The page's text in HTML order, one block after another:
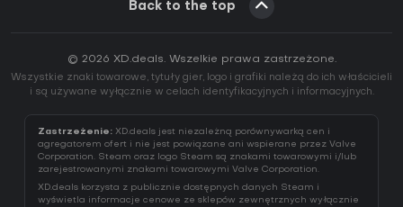
Back to the top
© 2026 XD.deals. Wszelkie prawa zastrzeżone.
Wszystkie znaki towarowe, tytuły gier, logo i grafiki należą do ich właścicieli
i są używane wyłącznie w celach identyfikacyjnych i informacyjnych.
Zastrzeżenie: XD.deals jest niezależną porównywarką cen i
agregatorem ofert i nie jest powiązane ani wspierane przez Valve
Corporation. Steam oraz logo Steam są znakami towarowymi i/lub
zarejestrowanymi znakami towarowymi Valve Corporation.
XD.deals korzysta z publicznie dostępnych danych Steam i
wyświetla informacje cenowe ze sklepów zewnętrznych wyłącznie